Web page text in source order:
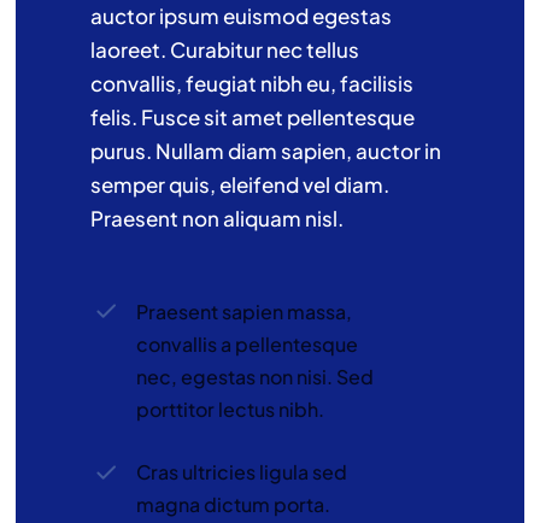
auctor ipsum euismod egestas
laoreet. Curabitur nec tellus
convallis, feugiat nibh eu, facilisis
felis. Fusce sit amet pellentesque
purus. Nullam diam sapien, auctor in
semper quis, eleifend vel diam.
Praesent non aliquam nisl.
Praesent sapien massa,
convallis a pellentesque
nec, egestas non nisi. Sed
porttitor lectus nibh.
Cras ultricies ligula sed
magna dictum porta.